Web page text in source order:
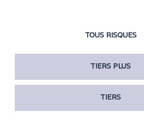
TOUS RISQUES
TIERS PLUS
TIERS